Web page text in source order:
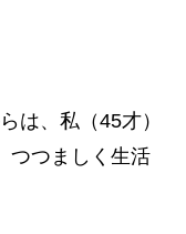
は、私（45才）
つつましく生活